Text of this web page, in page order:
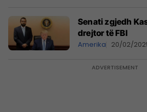
Senati zgjedh
drejtor të FBI
Amerika 20/02/